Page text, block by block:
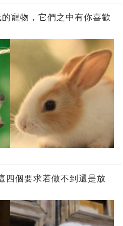
寵物，它們之中有你喜歡
四個要求若做不到還是放